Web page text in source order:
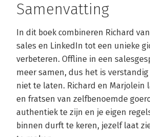
Samenvatting
In dit boek combineren Richard
sales en LinkedIn tot een unieke
verbeteren. Offline in een
meer samen, dus het is
niet te laten. Richard en Marjolein
en fratsen van zelfbenoemde
authentiek te zijn en je eigen
binnen durft te keren, jezelf laat